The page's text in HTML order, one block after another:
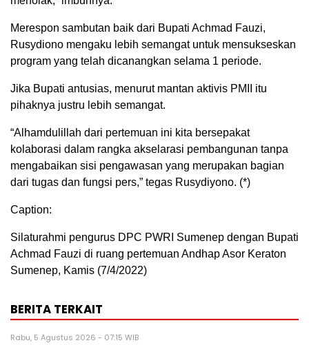
Merespon sambutan baik dari Bupati Achmad Fauzi,
Rusydiono mengaku lebih semangat untuk mensukseskan
program yang telah dicanangkan selama 1 periode.
Jika Bupati antusias, menurut mantan aktivis PMII itu
pihaknya justru lebih semangat.
“Alhamdulillah dari pertemuan ini kita bersepakat
kolaborasi dalam rangka akselarasi pembangunan tanpa
mengabaikan sisi pengawasan yang merupakan bagian
dari tugas dan fungsi pers,” tegas Rusydiyono. (*)
Caption:
Silaturahmi pengurus DPC PWRI Sumenep dengan Bupati
Achmad Fauzi di ruang pertemuan Andhap Asor Keraton
Sumenep, Kamis (7/4/2022)
BERITA TERKAIT
Rabu, 5 Agustus 2026 - 07:15 WIB